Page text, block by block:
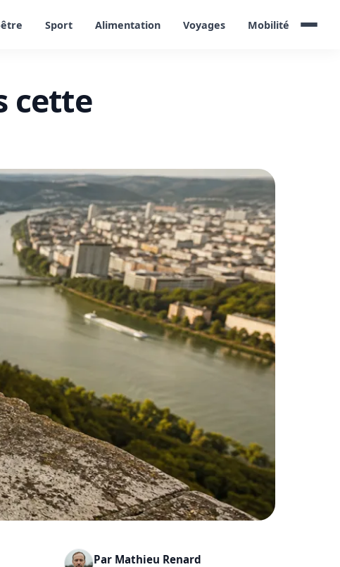
Sport Alimentation Voyages Mobilité
cette
Par Mathieu Renard